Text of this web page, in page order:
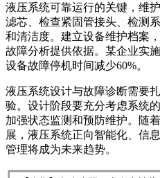
液压系统可靠运行的关键，维
滤芯、检查紧固管接头、检测
和清洁度。建立设备维护档案
故障分析提供依据。某企业实
设备故障停机时间减少60%。
液压系统设计与故障诊断需要
验。设计阶段要充分考虑系统
加强状态监测和预防维护。随
展，液压系统正向智能化、信
管理将成为未来趋势。